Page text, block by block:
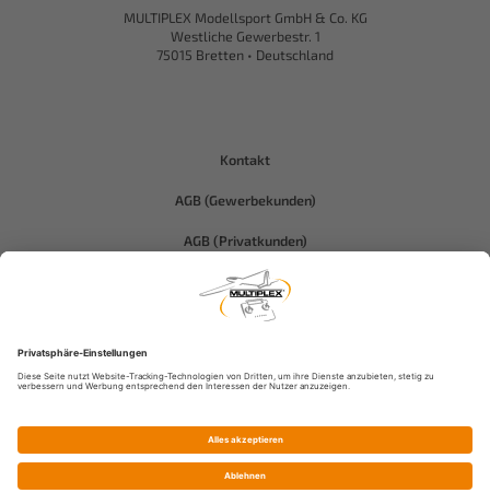
MULTIPLEX Modellsport GmbH & Co. KG
Westliche Gewerbestr. 1
75015 Bretten • Deutschland
Kontakt
AGB (Gewerbekunden)
AGB (Privatkunden)
Datenschutz
Compliance-Hitec